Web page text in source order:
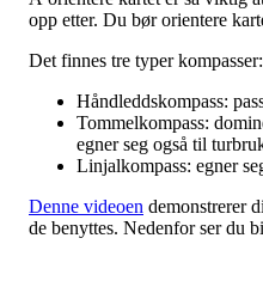
opp etter. Du bør orientere
Det finnes tre typer kompasser:
Håndleddskompass:
Tommelkompass:
egner seg også til
Linjalkompass: egner
Denne videoen demonstrerer
de benyttes. Nedenfor ser du